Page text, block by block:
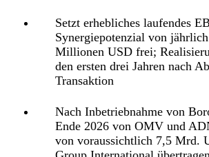
Setzt erhebliches laufendes
Synergiepotenzial von
Millionen USD frei;
den ersten drei Jahren nach
Transaktion
Nach Inbetriebnahme von
Ende 2026 von OMV und
von voraussichtlich 7,5 Mrd.